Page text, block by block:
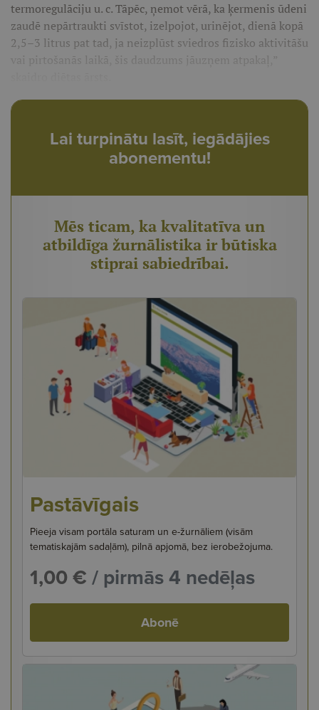
termoregulāciju u. c. Tā­pēc, ņemot vērā, ka ķermenis ūdeni
zaudē nepārtraukti svīstot, izelpojot, urinējot, dienā kopā
2,5–3 litrus pat tad, ja neizplūst sviedros fizisko ak­tivitāšu
vai pirtošanās laikā, šis dau­dzums jāuzņem atpakaļ,”
Lai turpinātu lasīt, iegādājies
abonementu!
Mēs ticam, ka kvalitatīva un
atbildīga žurnālistika ir būtiska
stiprai sabiedrībai.
Pastāvīgais
Pieeja visam portāla saturam un e-žurnāliem (visām
tematiskajām sadaļām), pilnā apjomā, bez ierobežojuma.
1,00 € / pirmās 4 nedēļas
Abonē